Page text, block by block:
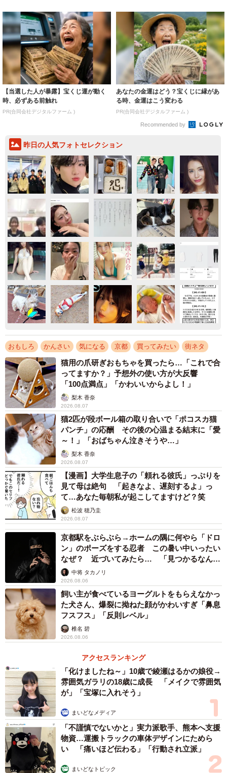
【当選した人が暴露】宝くじ運が動く
時、必ずある前触れ
PR(合同会社デジタルファーム )
あなたの金運はどう？宝くじに縁があ
る時、金運はこう変わる
PR(合同会社デジタルファーム )
Recommended by
昨日の人気フォトセレクション
おもしろ かんさい 気になる 京都 買ってみたい 街ネタ
猫用の爪研ぎおもちゃを買ったら…「これで合
ってますか？」予想外の使い方が大反響
「100点満点」「かわいいからよし！」
梨木 香奈
2026.08.07
猫2匹が段ボール箱の取り合いで「ポコスカ猫
パンチ」の応酬 その後の心温まる結末に「愛
～！」「おばちゃん泣きそうや…」
梨木 香奈
2026.08.07
【漫画】大学生息子の「頼れる彼氏」っぷりを
見て母は絶句 「起きなよ、遅刻するよ」っ
て…あなた毎朝私が起こしてますけど？笑
松波 穂乃圭
2026.08.07
京都駅をぶらぶら→ホームの隅に何やら「ドロ
ン」のポーズをする忍者 この暑い中いったい
なぜ？ 近づいてみたら… 「見つかるなんて
未熟」中将 タカノリ
2026.08.06
飼い主が食べているヨーグルトをもらえなかっ
た犬さん、爆裂に拗ねた顔がかわいすぎ「鼻息
フスフス」「反則レベル」
椎名 碧
2026.08.06
アクセスランキング
「化けましたね～」10歳で綾瀬はるかの娘役→
雰囲気ガラリの18歳に成長 「メイクで雰囲気
が」「宝塚に入れそう」
まいどなメディア
「不謹慎でないかと」実力派歌手、熊本へ支援
物資…運搬トラックの車体デザインにためら
い 「痛いほど伝わる」「行動され立派」
まいどなトピック